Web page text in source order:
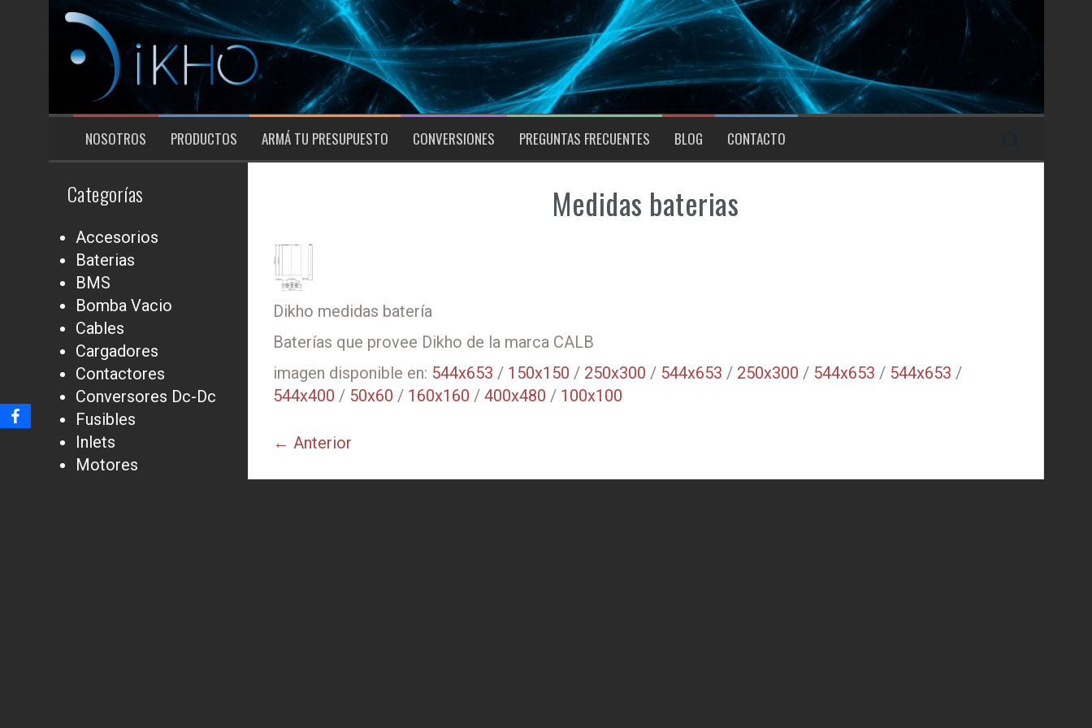
contenido
NOSOTROS PRODUCTOS ARMÁ TU PRESUPUESTO CONVERSIONES PREGUNTAS FRECUENTES BLOG CONTACTO
Medidas baterias
Dikho medidas batería
Baterías que provee Dikho de la marca CALB
imagen disponible en: 544x653 / 150x150 / 250x300 / 544x653 / 250x300 / 544x653 / 544x653 /
544x400 / 50x60 / 160x160 / 400x480 / 100x100
← Anterior
Categorías
Accesorios
Baterias
BMS
Bomba Vacio
Cables
Cargadores
Contactores
Conversores Dc-Dc
Fusibles
Inlets
Motores